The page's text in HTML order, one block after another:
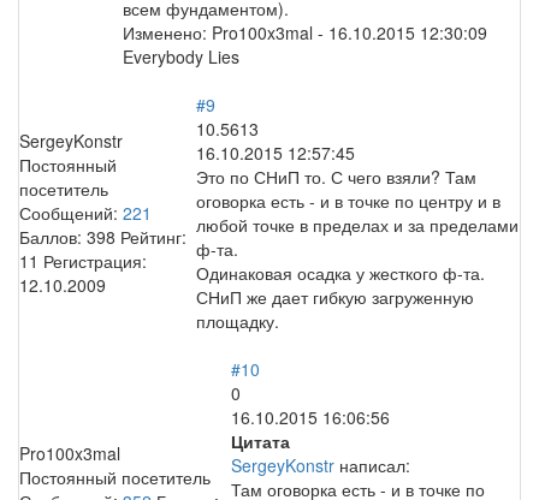
всем фундаментом).
Изменено: Pro100x3mal - 16.10.2015 12:30:09
Everybody Lies
SergeyKonstr
Постоянный
посетитель
Сообщений: 221
Баллов: 398 Рейтинг:
11 Регистрация:
12.10.2009
#9
10.5613
16.10.2015 12:57:45
Это по СНиП то. С чего взяли? Там
оговорка есть - и в точке по центру и в
любой точке в пределах и за пределами
ф-та.
Одинаковая осадка у жесткого ф-та.
СНиП же дает гибкую загруженную
площадку.
Pro100x3mal
Постоянный посетитель
#10
0
16.10.2015 16:06:56
Цитата
SergeyKonstr написал:
Там оговорка есть - и в точке по